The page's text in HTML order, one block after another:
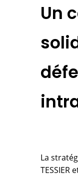
Un
La
TESSIER